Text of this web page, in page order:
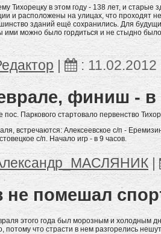
Тихорецку в этом году - 138 лет, и старые
и расположены на улицах, что проходят
зданий ещё сохранились. Для
ими можно было гордиться и не стыдно
| : 11.02.2012
финиш - в
Паркового стартовало первенство
встречаются: Алексеевское с/п -
с/п. Начало игр - в 9 часов.
|
помешал
этого года был морозным и холодным
потому что страсти в нем разгорелись